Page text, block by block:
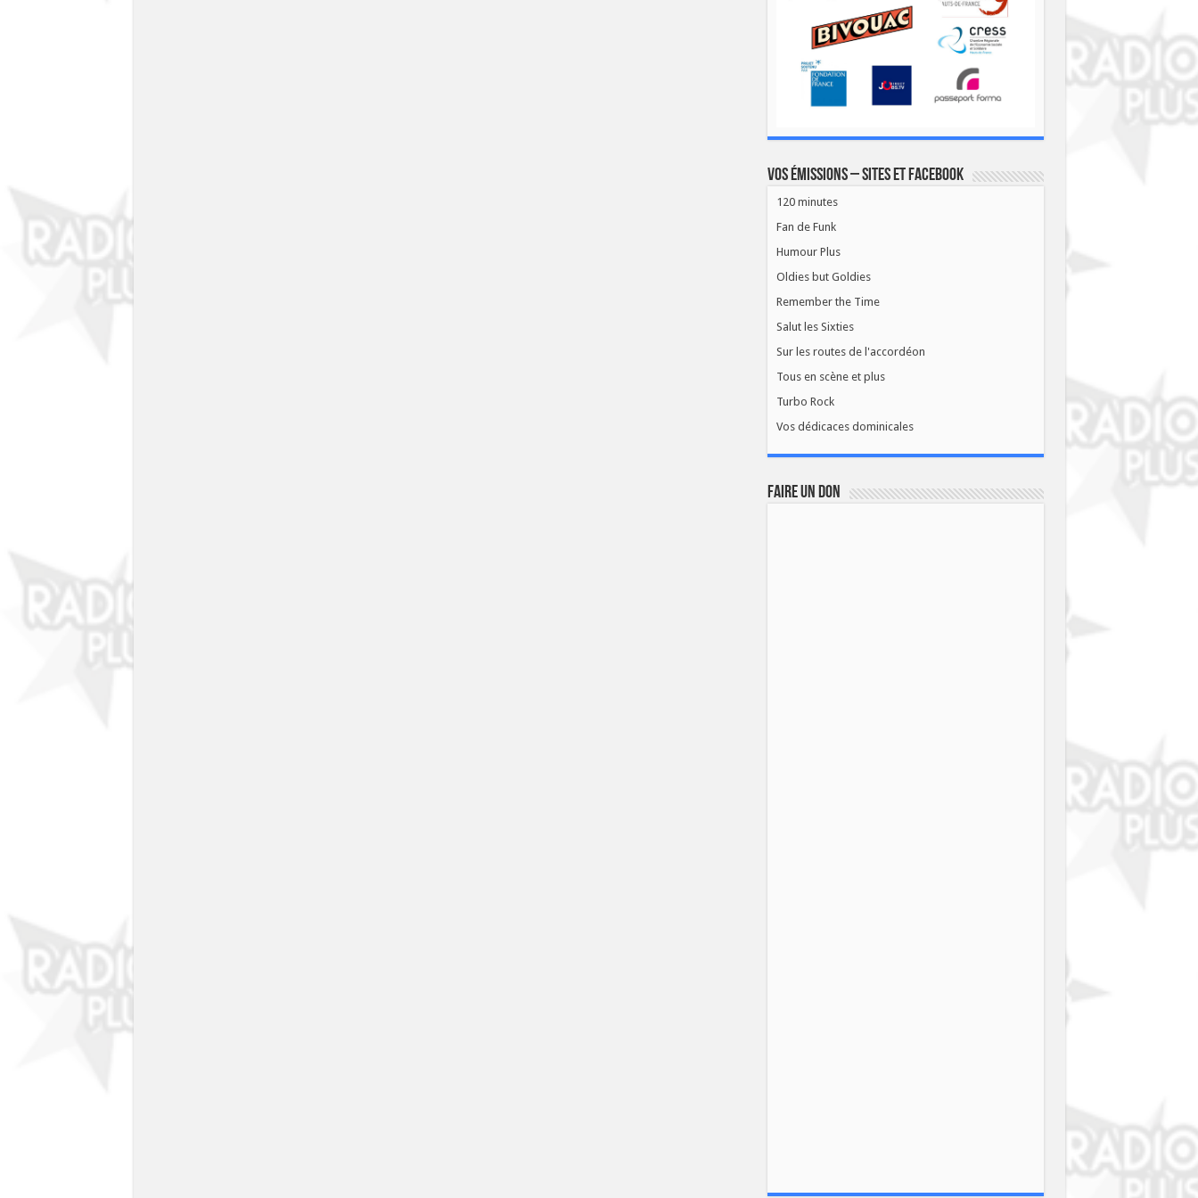
Vos émissions – Sites et Facebook
120 minutes
Fan de Funk
Humour Plus
Oldies but Goldies
Remember the Time
Salut les Sixties
Sur les routes de l'accordéon
Tous en scène et plus
Turbo Rock
Vos dédicaces dominicales
FAIRE UN DON